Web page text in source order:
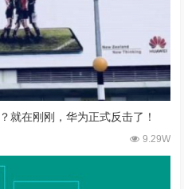
就在刚刚，华为正式反击了！
9.29W